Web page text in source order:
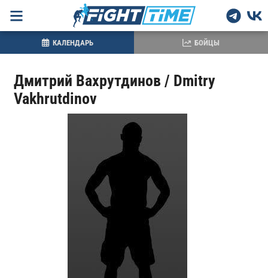
Дмитрий Вахрутдинов / Dmitry
Vakhrutdinov
КАЛЕНДАРЬ БОЙЦЫ